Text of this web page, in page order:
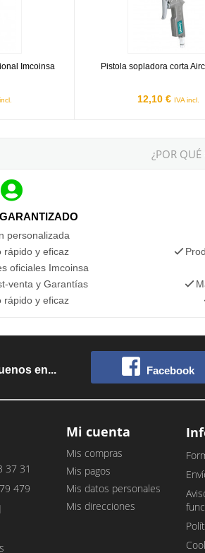
Imcoinsa Pistola sopladora corta
12,10 € IVA incl.
¿POR
personalizada
rápido y eficaz
oficiales Imcoinsa
venta y Garantías
rápido y eficaz
en... Facebook
37 31
479
Mi cuenta
Mis compras
Mis pagos
Mis datos personales
Mis direcciones